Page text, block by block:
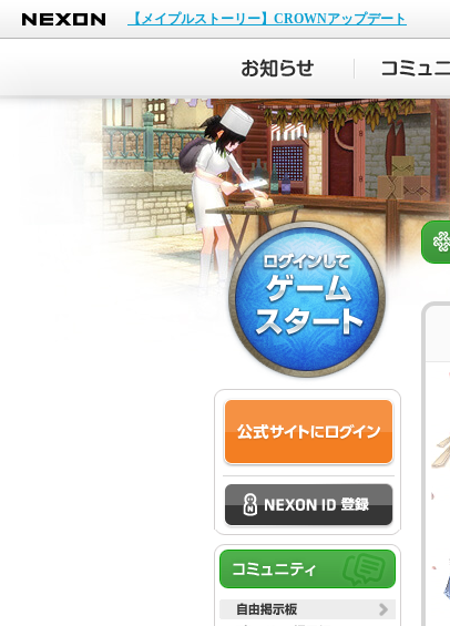
NEXON
【メイプルストーリー】CROWNアップデート